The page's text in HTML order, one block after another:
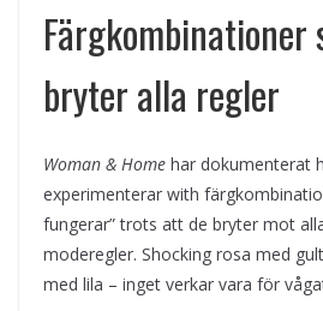
Färgkombinationer
bryter alla regler
Woman & Home har dokumenterat
experimenterar with
fungerar” trots att de bryter mot
moderegler. Shocking rosa med
med lila – inget verkar vara för